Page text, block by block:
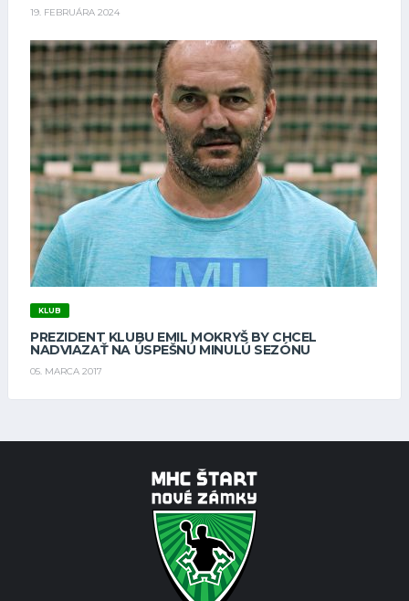
19. FEBRUÁRA 2024
KLUB
PREZIDENT KLUBU EMIL MOKRYŠ BY CHCEL
NADVIAZAŤ NA ÚSPEŠNÚ MINULÚ SEZÓNU
05. MARCA 2017